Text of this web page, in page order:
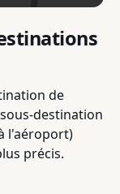
de
destination
l'aéroport)
précis.